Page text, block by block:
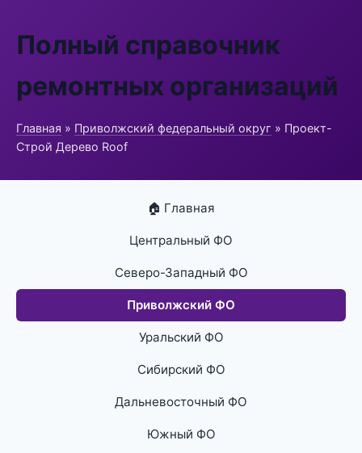
Полный справочник
ремонтных организаций
Главная » Приволжский федеральный округ » Проект-
Строй Дерево Roof
🏠 Главная
Центральный ФО
Северо-Западный ФО
Приволжский ФО
Уральский ФО
Сибирский ФО
Дальневосточный ФО
Южный ФО